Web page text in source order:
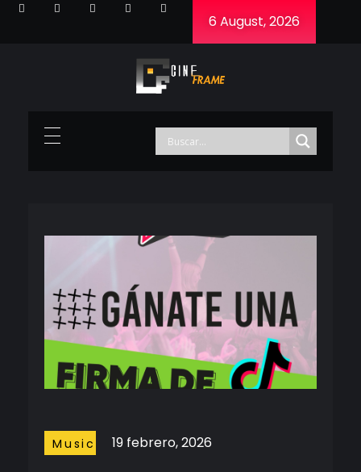
6 August, 2026
19 febrero, 2026
Music